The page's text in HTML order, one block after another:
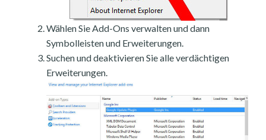
Wählen Sie Add-Ons verwalten und dann
Symbolleisten und Erweiterungen.
Suchen und deaktivieren Sie alle verdächtigen
Erweiterungen.